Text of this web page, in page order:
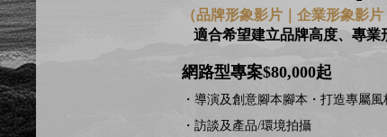
（品牌形象影片｜企業形象影片
適合希望建立品牌高度、專業
網路型專案$80,000起
・導演及創意腳本腳本・打造專屬風
・訪談及產品/環境拍攝